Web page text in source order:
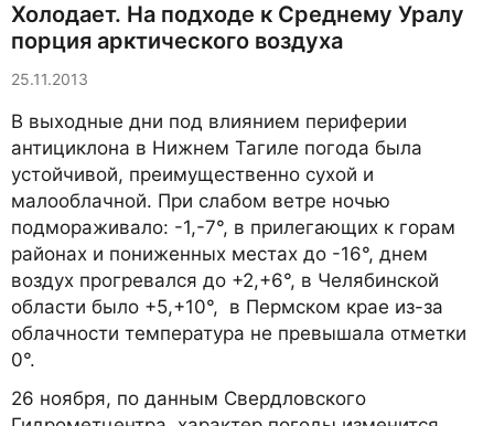
Холодает. На подходе к Среднему Уралу
порция арктического воздуха
25.11.2013
В выходные дни под влиянием периферии
антициклона в Нижнем Тагиле погода была
устойчивой, преимущественно сухой и
малооблачной. При слабом ветре ночью
подмораживало: -1,-7°, в прилегающих к горам
районах и пониженных местах до -16°, днем
воздух прогревался до +2,+6°, в Челябинской
области было +5,+10°, в Пермском крае из-за
облачности температура не превышала отметки
0°.
26 ноября, по данным Свердловского